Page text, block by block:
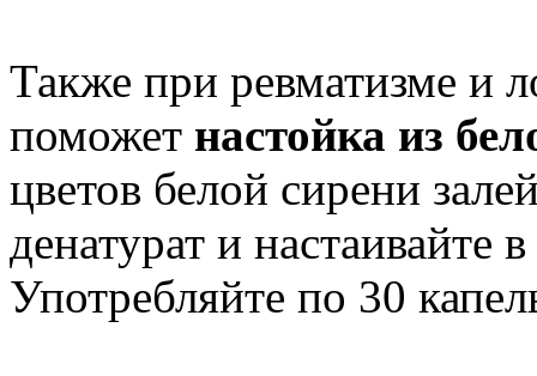
Также при ревматизме и
поможет настойка из
цветов белой сирени
денатурат и настаивайте
Употребляйте по 30